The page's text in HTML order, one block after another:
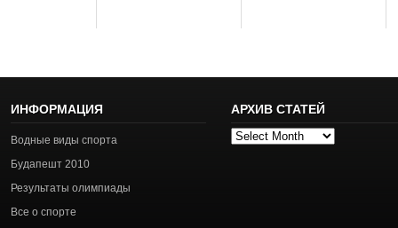
ИНФОРМАЦИЯ
Водные виды спорта
Будапешт 2010
Результаты олимпиады
Все о спорте
АРХИВ СТАТЕЙ
Архив